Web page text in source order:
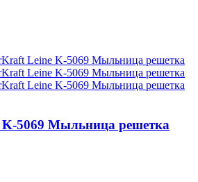
K-5069 Мыльница решетка